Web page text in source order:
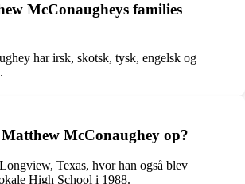
McConaugheys families
har irsk, skotsk, tysk, engelsk og
McConaughey op?
Texas, hvor han også blev
High School i 1988.